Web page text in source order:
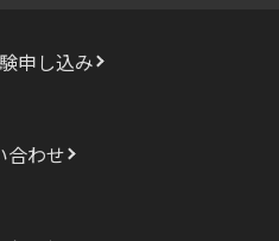
申し込み
合わせ